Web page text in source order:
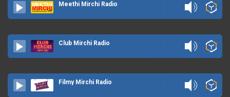
Meethi Mirchi Radio
Club Mirchi Radio
Filmy Mirchi Radio